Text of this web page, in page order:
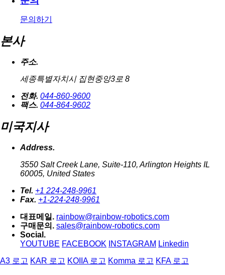
문의하기
본사
주소.
세종특별자치시 집현중앙3로 8
전화. 044-860-9600
팩스. 044-864-9602
미국지사
Address.
3550 Salt Creek Lane, Suite-110, Arlington Heights IL
60005, United States
Tel. +1 224-248-9961
Fax. +1-224-248-9961
대표메일. rainbow@rainbow-robotics.com
구매문의. sales@rainbow-robotics.com
Social.
YOUTUBE FACEBOOK INSTAGRAM Linkedin
A3 로고 KAR 로고 KOIIA 로고 Komma 로고 KFA 로고